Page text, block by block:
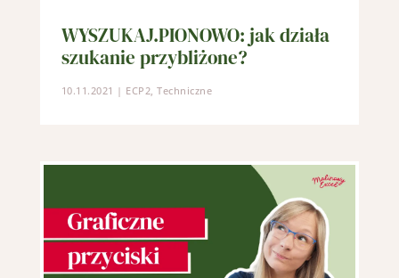
WYSZUKAJ.PIONOWO: jak działa
szukanie przybliżone?
10.11.2021 | ECP2 ,Techniczne